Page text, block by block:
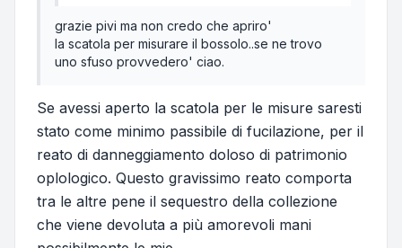
grazie pivi ma non credo che apriro'
la scatola per misurare il bossolo..se ne trovo
uno sfuso provvedero' ciao.
Se avessi aperto la scatola per le misure saresti
stato come minimo passibile di fucilazione, per il
reato di danneggiamento doloso di patrimonio
oplologico. Questo gravissimo reato comporta
tra le altre pene il sequestro della collezione
che viene devoluta a più amorevoli mani